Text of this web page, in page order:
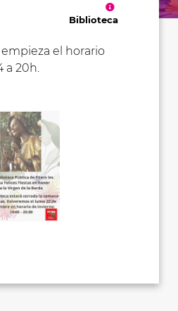
Biblioteca
el horario
a 20h.